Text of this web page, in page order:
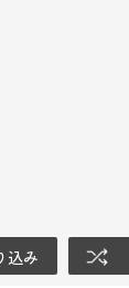
込み